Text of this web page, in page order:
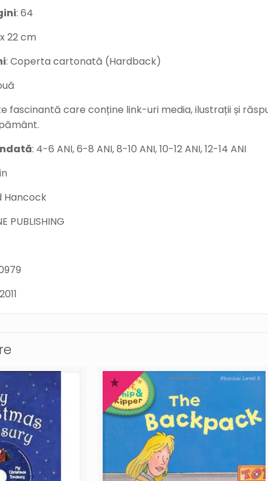
: 64
22 cm
: Coperta cartonată (Hardback)
fascinantă care conține link-uri media, ilustrații și
: 4-6 ANI, 6-8 ANI, 8-10 ANI, 10-12 ANI, 12-14 ANI
Hancock
PUBLISHING